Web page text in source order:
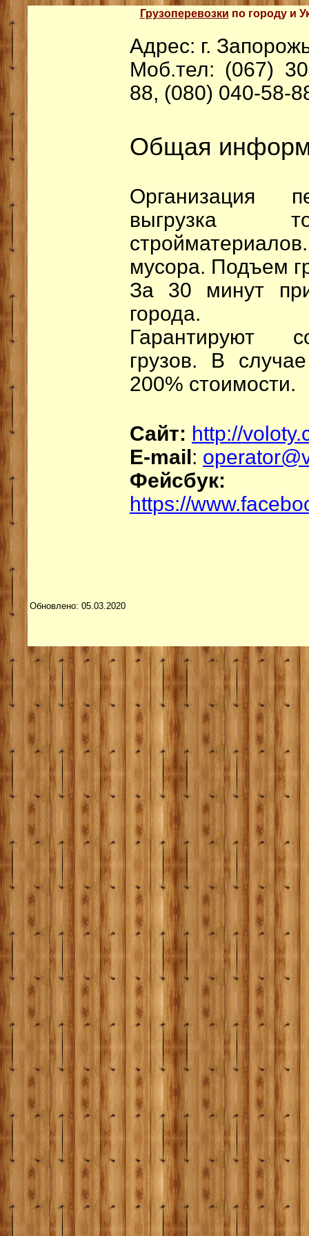
Грузоперевозки по городу и
Адрес: г.
Моб.тел: (067)
88, (080) 040-58-
Общая
Организация
выгрузка
мусора. Подъем
За 30 минут
города.
Гарантируют
грузов. В
200% стоимости.
Сайт: http://
E-mail:
Фейсбук:
https://
Обновлено: 05.03.2020